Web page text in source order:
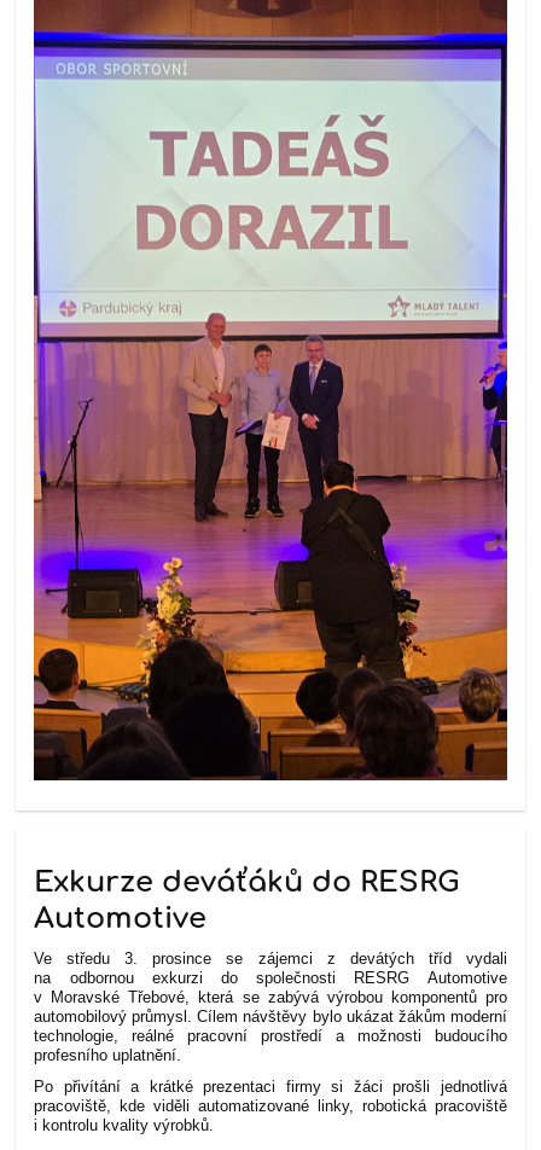
Exkurze deváťáků do RESRG
Automotive
Ve středu 3. prosince se zájemci z devátých tříd vydali
na odbornou exkurzi do společnosti RESRG Automotive
v Moravské Třebové, která se zabývá výrobou komponentů pro
automobilový průmysl. Cílem návštěvy bylo ukázat žákům moderní
technologie, reálné pracovní prostředí a možnosti budoucího
profesního uplatnění.
Po přivítání a krátké prezentaci firmy si žáci prošli jednotlivá
pracoviště, kde viděli automatizované linky, robotická pracoviště
i kontrolu kvality výrobků.